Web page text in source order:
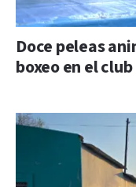
Doce peleas
boxeo en el